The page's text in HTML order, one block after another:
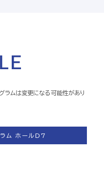
ラムは変更になる可能性があり
ム ホールD7